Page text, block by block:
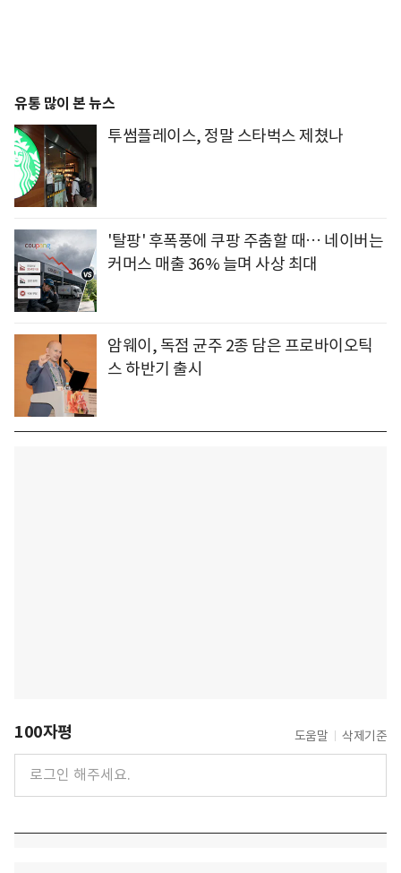
유통 많이 본 뉴스
투썸플레이스, 정말 스타벅스 제쳤나
'탈팡' 후폭풍에 쿠팡 주춤할 때… 네이버는
커머스 매출 36% 늘며 사상 최대
암웨이, 독점 균주 2종 담은 프로바이오틱
스 하반기 출시
100자평 도움말 삭제기준